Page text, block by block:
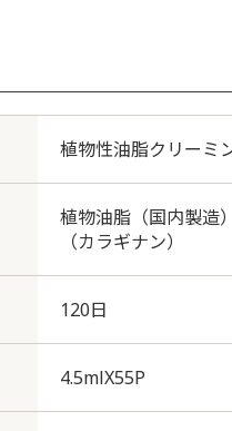
植物性油脂クリーミ
植物油脂（国内製造
（カラギナン）
120日
4.5mlX55P